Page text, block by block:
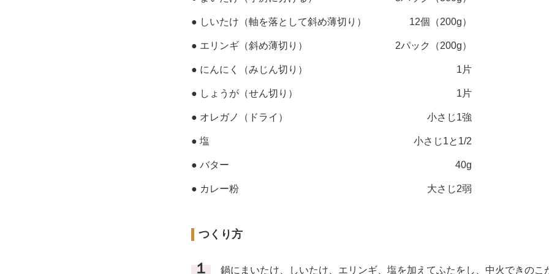
● しいたけ（軸を落として斜め薄切り） 12個（200g）
● エリンギ（斜め薄切り） 2パック（200g）
● にんにく（みじん切り） 1片
● しょうが（せん切り） 1片
● オレガノ（ドライ） 小さじ1強
● 塩 小さじ1と1/2
● バター 40g
● カレー粉 大さじ2弱
つくり方
１ 鍋にまいたけ、しいたけ、エリンギ、塩を加えてふたをし、中火できのこ